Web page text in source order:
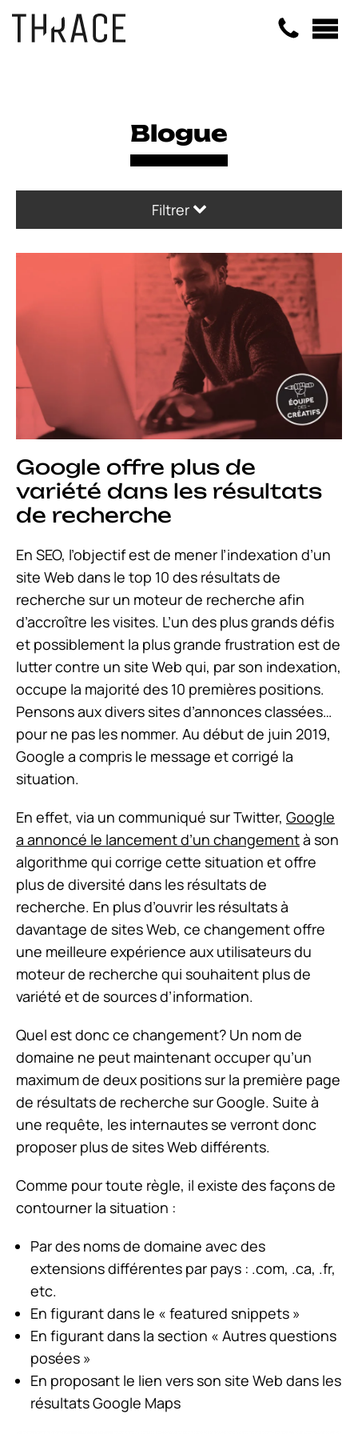
Blogue
Filtrer
Google offre plus de
variété dans les résultats
de recherche
En SEO, l’objectif est de mener l’indexation d’un
site Web dans le top 10 des résultats de
recherche sur un moteur de recherche afin
d’accroître les visites. L’un des plus grands défis
et possiblement la plus grande frustration est de
lutter contre un site Web qui, par son indexation,
occupe la majorité des 10 premières positions.
Pensons aux divers sites d’annonces classées…
pour ne pas les nommer. Au début de juin 2019,
Google a compris le message et corrigé la
situation.
En effet, via un communiqué sur Twitter, Google
a annoncé le lancement d’un changementà son
algorithme qui corrige cette situation et offre
plus de diversité dans les résultats de
recherche. En plus d’ouvrir les résultats à
davantage de sites Web, ce changement offre
une meilleure expérience aux utilisateurs du
moteur de recherche qui souhaitent plus de
variété et de sources d’information.
Quel est donc ce changement? Un nom de
domaine ne peut maintenant occuper qu’un
maximum de deux positions sur la première page
de résultats de recherche sur Google. Suite à
une requête, les internautes se verront donc
proposer plus de sites Web différents.
Comme pour toute règle, il existe des façons de
contourner la situation :
Par des noms de domaine avec des
extensions différentes par pays : .com, .ca, .fr,
etc.
En figurant dans le « featured snippets »
En figurant dans la section « Autres questions
posées »
En proposant le lien vers son site Web dans les
résultats Google Maps